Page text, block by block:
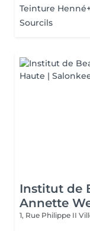
Teinture
Sourcils
Institut de
Annette
1, Rue Philippe II